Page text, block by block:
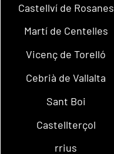
Castellví de Rosanes
Martí de Centelles
Vicenç de Torelló
Cebrià de Vallalta
Sant Boi
Castellterçol
rrius